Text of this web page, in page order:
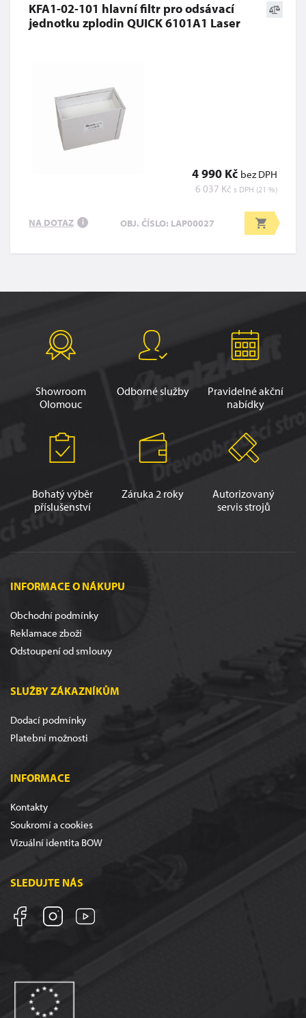
KFA1-02-101 hlavní filtr pro odsávací
jednotku zplodin QUICK 6101A1 Laser
4 990 Kč bez DPH
6 037 Kč s DPH (21 %)
NA DOTAZ i OBJ. ČÍSLO: LAP00027
Showroom
Olomouc
Odborné služby
Pravidelné akční
nabídky
Bohatý výběr
příslušenství
Záruka 2 roky
Autorizovaný
servis strojů
INFORMACE O NÁKUPU
Obchodní podmínky
Reklamace zboží
Odstoupení od smlouvy
SLUŽBY ZÁKAZNÍKŮM
Dodací podmínky
Platební možnosti
INFORMACE
Kontakty
Soukromí a cookies
Vizuální identita BOW
SLEDUJTE NÁS